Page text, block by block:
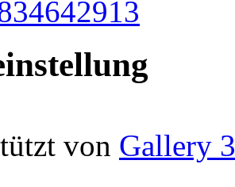
von Gallery